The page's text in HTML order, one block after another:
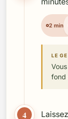
2 min
LE
fond
4